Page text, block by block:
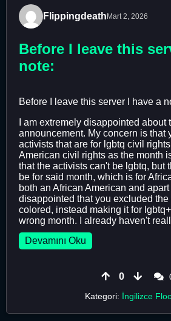
Flippingdeath Mart 2, 2026
Before I leave this
note:
Before I leave this server I have a
I am extremely disappointed about
announcement. My concern is that
activists that are for lgbtq civil
American civil rights as the month
that the activists can't be lgbtq, but
be for said month, which is for
both an African American and
disappointed that you excluded
colored, instead making it for
wrong month. I already haven't
Devamını Oku
0
Kategori: İngilizce